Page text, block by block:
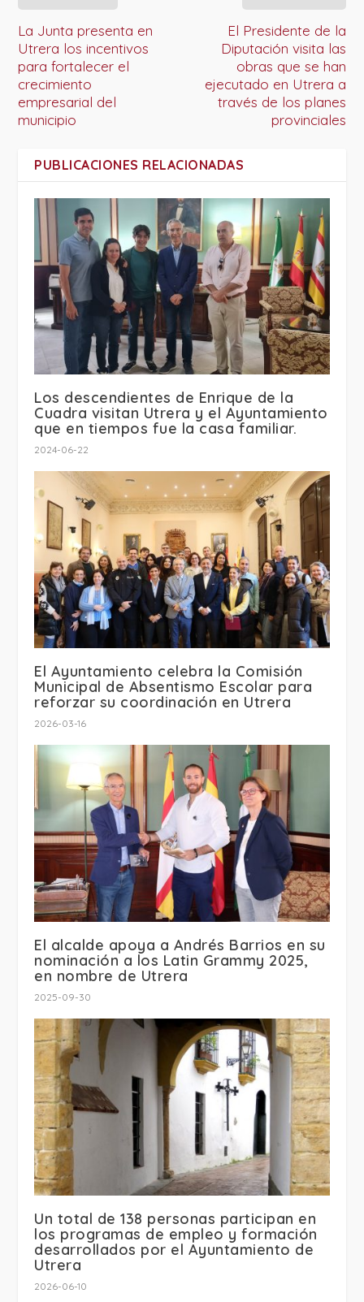
La Junta presenta en
Utrera los incentivos
para fortalecer el
crecimiento
empresarial del
municipio
El Presidente de la
Diputación visita las
obras que se han
ejecutado en Utrera a
través de los planes
provinciales
PUBLICACIONES RELACIONADAS
Los descendientes de Enrique de la
Cuadra visitan Utrera y el Ayuntamiento
que en tiempos fue la casa familiar.
2024-06-22
El Ayuntamiento celebra la Comisión
Municipal de Absentismo Escolar para
reforzar su coordinación en Utrera
2026-03-16
El alcalde apoya a Andrés Barrios en su
nominación a los Latin Grammy 2025,
en nombre de Utrera
2025-09-30
Un total de 138 personas participan en
los programas de empleo y formación
desarrollados por el Ayuntamiento de
Utrera
2026-06-10